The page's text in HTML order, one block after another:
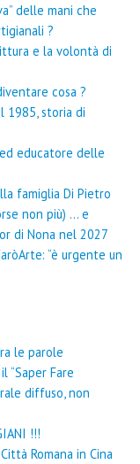
delle mani che
?
e la volontà di
cosa ?
1985, storia di
educatore delle
famiglia Di Pietro
non più) … e
di Nona nel 2027
“è urgente un
le parole
“Saper Fare
diffuso, non
!!!
Romana in Cina